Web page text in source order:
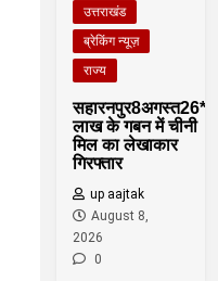
उत्तराखंड
ब्रेकिंग न्यूज़
राज्य
सहारनपुर8अगस्त26*68
लाख के गबन में चीनी
मिल का लेखाकार
गिरफ्तार
up aajtak
August 8,
2026
0